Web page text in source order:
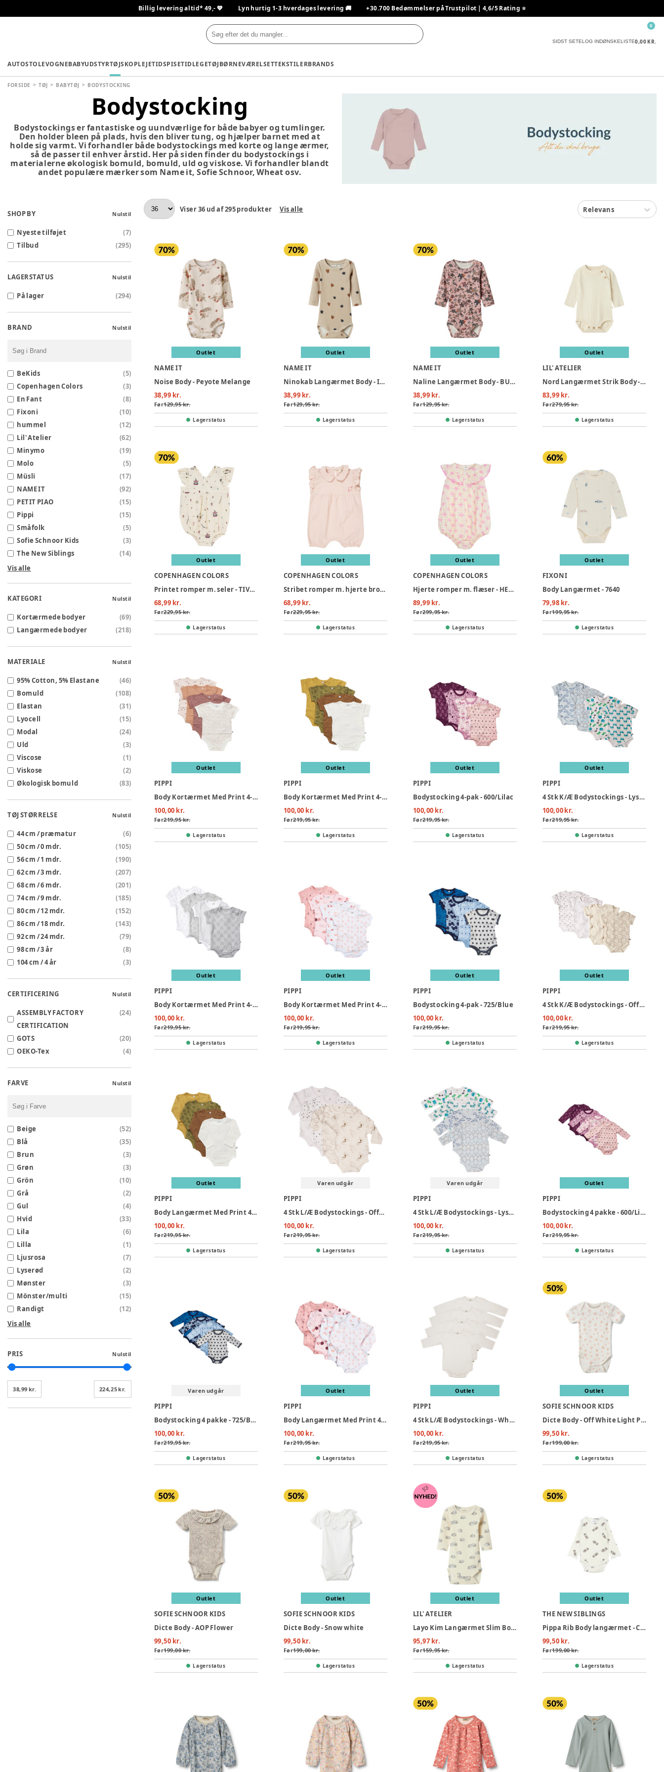
Billig levering altid* 49,- 💙 Lyn hurtig 1-3 hverdages levering 🚚 +30.700 Bedømmelser på Trustpilot | 4,6/5 Rating ⭐️
SIDST SETELOG INDØNSKELISTE0,00 KR.
0
AUTOSTOLEVOGNEBABYUDSTYRTØJSKOPLEJETIDSPISETIDLEGETØJBØRNEVÆRELSETTEKSTILERBRANDS
FORSIDE TØJ BABYTØJ BODYSTOCKING
Bodystocking
Bodystockings er fantastiske og uundværlige for både babyer og tumlinger.
Den holder bleen på plads, hvis den bliver tung, og hjælper barnet med at
holde sig varmt. Vi forhandler både bodystockings med korte og lange ærmer,
så de passer til enhver årstid. Her på siden finder du bodystockings i
materialerne økologisk bomuld, bomuld, uld og viskose. Vi forhandler blandt
andet populære mærker som Name it, Sofie Schnoor, Wheat osv.
SHOP BY Nulstil
Nyeste tilføjet (7)
Tilbud
(295)
LAGERSTATUS Nulstil
På lager (294)
BRAND Nulstil
BeKids (5)
Copenhagen Colors
(3)
En Fant
(8)
Fixoni
(10)
hummel
(12)
Lil' Atelier
(62)
Minymo
(19)
Molo
(5)
Müsli
(17)
NAME IT
(92)
PETIT PIAO
(15)
Pippi
(15)
Småfolk
(5)
Sofie Schnoor Kids
(3)
The New Siblings
(14)
Vis alle
KATEGORI Nulstil
Kortærmede bodyer (69)
Langærmede bodyer
(218)
MATERIALE Nulstil
95% Cotton, 5% Elastane (46)
Bomuld
(108)
Elastan
(31)
Lyocell
(15)
Modal
(24)
Uld
(3)
Viscose
(1)
Viskose
(2)
Økologisk bomuld
(83)
TØJ STØRRELSE Nulstil
44 cm / præmatur (6)
50 cm / 0 mdr.
(105)
56 cm / 1 mdr.
(190)
62 cm / 3 mdr.
(207)
68 cm / 6 mdr.
(201)
74 cm / 9 mdr.
(185)
80 cm / 12 mdr.
(152)
86 cm / 18 mdr.
(143)
92 cm / 24 mdr.
(79)
98 cm / 3 år
(8)
104 cm / 4 år
(3)
CERTIFICERING Nulstil
ASSEMBLY FACTORY
CERTIFICATION
(24)
GOTS (20)
OEKO-Tex
(4)
FARVE Nulstil
Beige (52)
Blå
(35)
Brun
(3)
Grøn
(3)
Grön
(10)
Grå
(2)
Gul
(4)
Hvid
(33)
Lila
(6)
Lilla
(1)
Ljusrosa
(7)
Lyserød
(2)
Mønster
(3)
Mönster/multi
(15)
Randigt
(12)
Vis alle
PRIS Nulstil
38,99 kr. 224,25 kr.
Viser36 ud af295produkter Vis alle Relevans
Outlet
NAME IT
Noise Body - Peyote Melange
38,99 kr.
Før129,95 kr.
Lagerstatus
Outlet
NAME IT
Ninokab Langærmet Body - Island Fossil
38,99 kr.
Før129,95 kr.
Lagerstatus
Outlet
NAME IT
Naline Langærmet Body - BURNISHED
38,99 kr.
Før129,95 kr.
Lagerstatus
Outlet
LIL' ATELIER
Nord Langærmet Strik Body - Turtledove
83,99 kr.
Før279,95 kr.
Lagerstatus
Outlet
COPENHAGEN COLORS
Printet romper m. seler - TIVOLI
68,99 kr.
Før229,95 kr.
Lagerstatus
Outlet
COPENHAGEN COLORS
Stribet romper m. hjerte broderi - DUSTY ROSE
68,99 kr.
Før229,95 kr.
Lagerstatus
Outlet
COPENHAGEN COLORS
Hjerte romper m. flæser - HEART AOP
89,99 kr.
Før299,95 kr.
Lagerstatus
Outlet
FIXONI
Body Langærmet - 7640
79,98 kr.
Før199,95 kr.
Lagerstatus
Outlet
PIPPI
Body Kortærmet Med Print 4-Pak - 433
100,00 kr.
Før219,95 kr.
Lagerstatus
Outlet
PIPPI
Body Kortærmet Med Print 4-Pak - 384
100,00 kr.
Før219,95 kr.
Lagerstatus
Outlet
PIPPI
Bodystocking 4-pak - 600/Lilac
100,00 kr.
Før219,95 kr.
Lagerstatus
Outlet
PIPPI
4 Stk K/Æ Bodystockings - Lyseblå 700
100,00 kr.
Før219,95 kr.
Lagerstatus
Outlet
PIPPI
Body Kortærmet Med Print 4-Pak - 190
100,00 kr.
Før219,95 kr.
Lagerstatus
Outlet
PIPPI
Body Kortærmet Med Print 4-Pak - 501
100,00 kr.
Før219,95 kr.
Lagerstatus
Outlet
PIPPI
Bodystocking 4-pak - 725/Blue
100,00 kr.
Før219,95 kr.
Lagerstatus
Outlet
PIPPI
4 Stk K/Æ Bodystockings - Offwhite 200
100,00 kr.
Før219,95 kr.
Lagerstatus
Outlet
PIPPI
Body Langærmet Med Print 4-Pak - 384
100,00 kr.
Før219,95 kr.
Lagerstatus
Varen udgår
PIPPI
4 Stk L/Æ Bodystockings - Offwhite 200
100,00 kr.
Før219,95 kr.
Lagerstatus
Varen udgår
PIPPI
4 Stk L/Æ Bodystockings - Lyseblå 700
100,00 kr.
Før219,95 kr.
Lagerstatus
Outlet
PIPPI
Bodystocking 4 pakke - 600/Lilac
100,00 kr.
Før219,95 kr.
Lagerstatus
Varen udgår
PIPPI
Bodystocking 4 pakke - 725/Blue
100,00 kr.
Før219,95 kr.
Lagerstatus
Outlet
PIPPI
Body Langærmet Med Print 4-Pak - 501
100,00 kr.
Før219,95 kr.
Lagerstatus
Outlet
PIPPI
4 Stk L/Æ Bodystockings - White 100
100,00 kr.
Før219,95 kr.
Lagerstatus
Outlet
SOFIE SCHNOOR KIDS
Dicte Body - Off White Light Pink
99,50 kr.
Før199,00 kr.
Lagerstatus
Outlet
SOFIE SCHNOOR KIDS
Dicte Body - AOP Flower
99,50 kr.
Før199,00 kr.
Lagerstatus
Outlet
SOFIE SCHNOOR KIDS
Dicte Body - Snow white
99,50 kr.
Før199,00 kr.
Lagerstatus
Outlet
LIL' ATELIER
Layo Kim Langærmet Slim Body - TURTLEDOVE
95,97 kr.
Før159,95 kr.
Lagerstatus
Outlet
THE NEW SIBLINGS
Pippa Rib Body langærmet - Cloud dans
99,50 kr.
Før199,00 kr.
Lagerstatus